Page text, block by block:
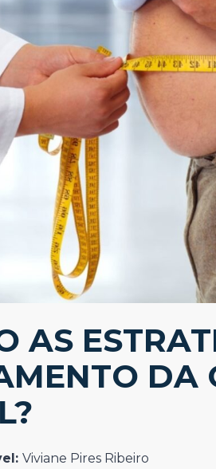
AS
DA
Viviane Pires Ribeiro